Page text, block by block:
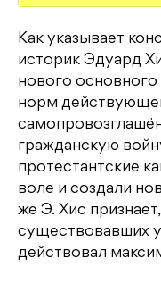
Как указывает
историк Эдуард
нового основного
норм
гражданскую
протестантские
воле и создали
же Э. Хис
существовавших
действовал